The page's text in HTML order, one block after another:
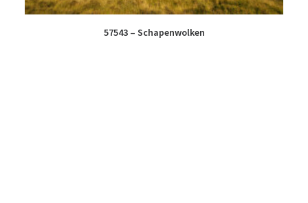
57543 – Schapenwolken